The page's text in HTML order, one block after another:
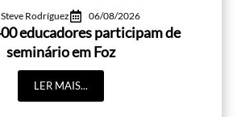
Steve Rodríguez 06/08/2026
educadores participam de
seminário em Foz
LER MAIS...